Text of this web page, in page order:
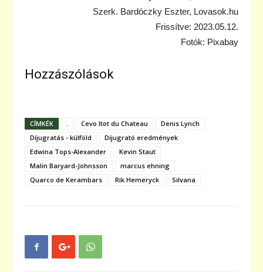
Szerk. Bardóczky Eszter, Lovasok.hu
Frissítve: 2023.05.12.
Fotók: Pixabay
Hozzászólások
CÍMKÉK . Cevo Itot du Chateau
Denis Lynch
Díjugratás - külföld
Díjugrató eredmények
Edwina Tops-Alexander
Kevin Staut
Malin Baryard-Johnsson
marcus ehning
Quarco de Kerambars
Rik Hemeryck Silvana